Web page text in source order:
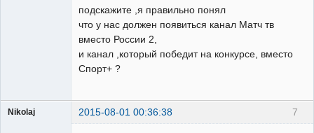
подскажите ,я правильно понял
что у нас должен появиться канал Матч тв
вместо России 2,
и канал ,который победит на конкурсе, вместо
Спорт+ ?
7
Nikolaj 2015-08-01 00:36:38